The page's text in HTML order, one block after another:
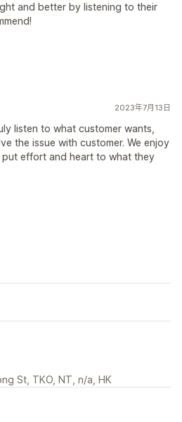
and better by listening to their
2023年7月13日
listen to what customer wants,
the issue with customer. We enjoy
effort and heart to what they
St, TKO, NT, n/a, HK